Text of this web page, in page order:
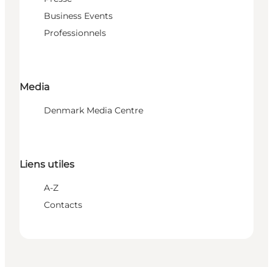
Business Events
Professionnels
Media
Denmark Media Centre
Liens utiles
A-Z
Contacts